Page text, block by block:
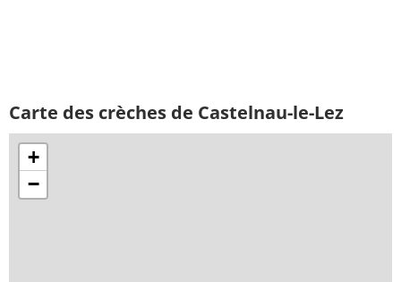
Carte des crèches de Castelnau-le-Lez
+
−